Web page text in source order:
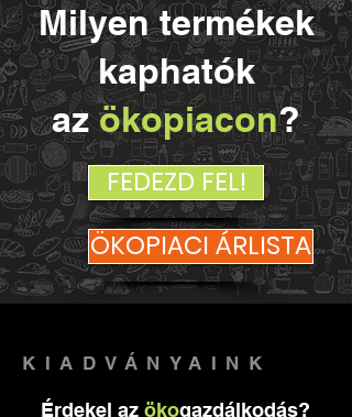
Milyen termékek
kaphatók
azökopiacon?
FEDEZD FEL!
ÖKOPIACI ÁRLISTA
KIADVÁNYAINK
Érdekel az ökogazdálkodás?